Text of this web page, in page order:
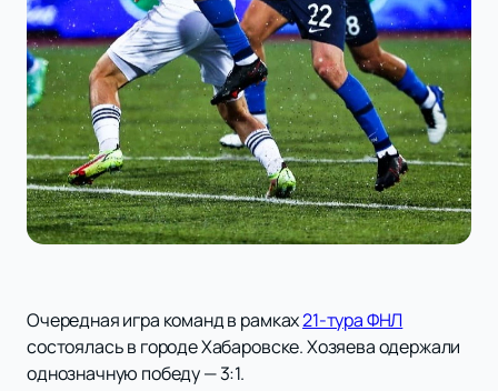
Очередная игра команд в рамках21-тура ФНЛ
состоялась в городе Хабаровске. Хозяева одержали
однозначную победу — 3:1.